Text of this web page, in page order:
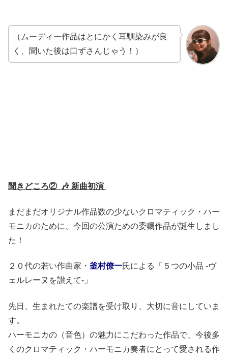
（ムーディー作品はとにかく耳馴染みが良
く、聞いた後は口ずさんじゃう！）
聞きどころ② 🎶 新曲初演
まだまだオリジナル作品数の少ないクロマティック・ハー
モニカのために、今回の公演ための委嘱作品が誕生しまし
た！
２０代の若い作曲家・ 釜村僚一氏による「５つの小品 -ヴ
ェルレーヌを讃えて-」
先日、生まれたての楽譜を受け取り、大切に音にしていま
す。
ハーモニカの（音色）の魅力にこだわった作品で、今後多
くのクロマティック・ハーモニカ奏者にとって愛される作